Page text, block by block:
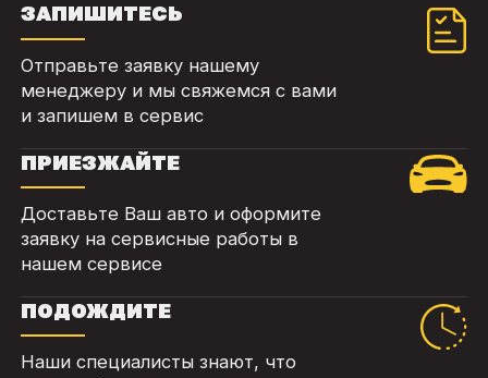
ЗАПИШИТЕСЬ
Отправьте заявку нашему
менеджеру и мы свяжемся с вами
и запишем в сервис
ПРИЕЗЖАЙТЕ
Доставьте Ваш авто и оформите
заявку на сервисные работы в
нашем сервисе
ПОДОЖДИТЕ
Наши специалисты знают, что